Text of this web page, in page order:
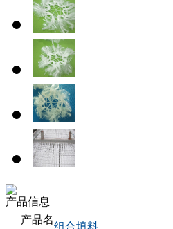
产品信息
产品名